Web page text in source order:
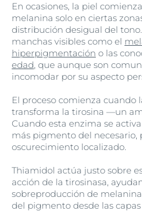
En ocasiones, la piel
melanina solo en ciertas
distribución desigual del
manchas visibles como el
hiperpigmentación o las
edad, que aunque son
incomodar por su aspecto
El proceso comienza cuando
transforma la tirosina —un
Cuando esta enzima se
más pigmento del necesario,
oscurecimiento localizado.
Thiamidol actúa justo sobre
acción de la tirosinasa,
sobreproducción de
del pigmento desde las